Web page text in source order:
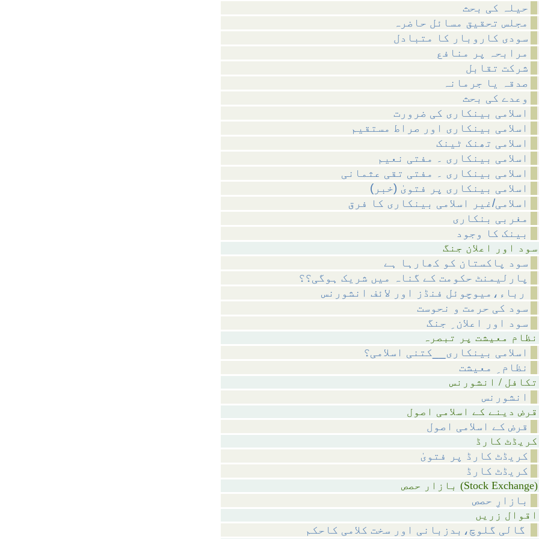
حیلہ کی بحث
مجلس تحقیق مسائل حاضرہ
سودی کاروبار کا متبادل
مرابحہ پر منافع
شرکت تقابل
صدقہ یا جرمانہ
وعدے کی بحث
اسلامی بینکاری کی ضرورت
اسلامی بینکاری اور صراط مستقیم
اسلامی تھنک ٹینک
اسلامی بینکاری ۔ مفتی نعیم
اسلامی بینکاری ۔ مفتی تقی عثمانی
(اسلامی بینکاری پر فتویٰ (خبر
اسلامی/غیر اسلامی بینکاری کا فرق
مغربی بنکاری
بینک کا وجود
سود پاکستان کو کھارہا ہے
پارلیمنٹ حکومت کے گناہ میں شریک ہوگی؟؟
سود کی حرمت و نحوست
سود اور اعلان ِ جنگ
اسلامی بینکاری__کتنی اسلامی؟
نظام ِ معیشت
انشورنس
قرض کے اسلامی اصول
کریڈٹ کارڈ پر فتویٰ
کریڈٹ کارڈ
بازار حصص (Stock Exchange)
بازارِ حصص